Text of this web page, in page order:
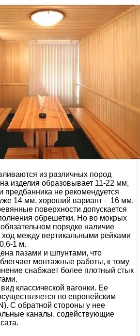
из различных пород
изделия образовывает 11-22 мм,
предбанника не рекомендуется
14 мм, хороший вариант – 16 мм.
поверхности допускается
обрешетки. Но во мокрых
порядке наличие
ход между вертикальными рейками
1 м.
пазами и шпунтами, что
монтажные работы, к тому
снабжает более плотный стык
классической вагонки. Ее
по европейским
С обратной стороны у нее
каналы, содействующие